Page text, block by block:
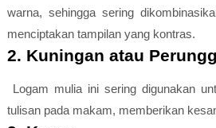
warna, sehingga sering
menciptakan tampilan yang kontras.
2. Kuningan atau
Logam mulia ini sering digunakan
tulisan pada makam, memberikan